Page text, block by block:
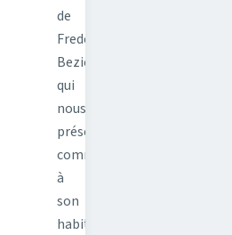
de
Frederic
Bezies
qui
nous
présente
comme
à
son
habitude